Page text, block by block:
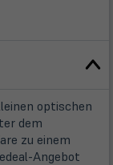
optischen
dem
zu einem
Angebot